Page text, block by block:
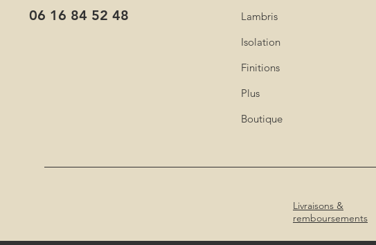
06 16 84 52 48
Lambris
Isolation
Finitions
Plus
Boutique
Livraisons &
remboursements